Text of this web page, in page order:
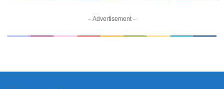
– Advertisement –